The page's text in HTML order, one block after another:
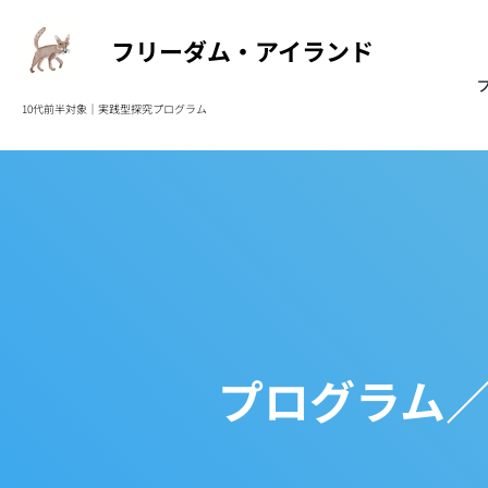
フリーダム・アイランド
10代前半対象｜実践型探究プログラム
プログラム